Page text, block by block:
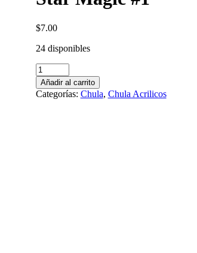
$7.00
24 disponibles
Star
Magic
#1
cantidad
Añadir al carrito
Categorías: Chula, Chula Acrilicos